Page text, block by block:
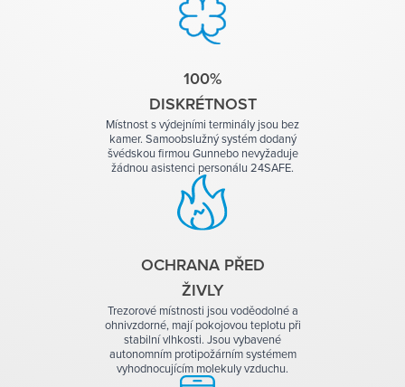
100%
DISKRÉTNOST
Místnost s výdejními terminály jsou bez
kamer. Samoobslužný systém dodaný
švédskou firmou Gunnebo nevyžaduje
žádnou asistenci personálu 24SAFE.
OCHRANA PŘED
ŽIVLY
Trezorové místnosti jsou voděodolné a
ohnivzdorné, mají pokojovou teplotu při
stabilní vlhkosti. Jsou vybavené
autonomním protipožárním systémem
vyhodnocujícím molekuly vzduchu.